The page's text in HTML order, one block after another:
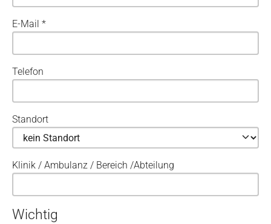
E-Mail *
Telefon
Standort
Klinik / Ambulanz / Bereich /Abteilung
Wichtig